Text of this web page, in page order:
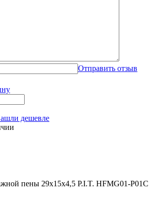
Отправить отзыв
дешевле
пены 29х15х4,5 P.I.T. HFMG01-P01C